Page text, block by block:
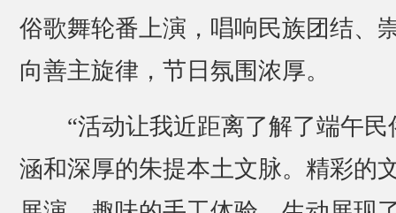
俗歌舞轮番上演，唱响民族团结、
向善主旋律，节日氛围浓厚。
“活动让我近距离了解了端午民
涵和深厚的朱提本土文脉。精彩的